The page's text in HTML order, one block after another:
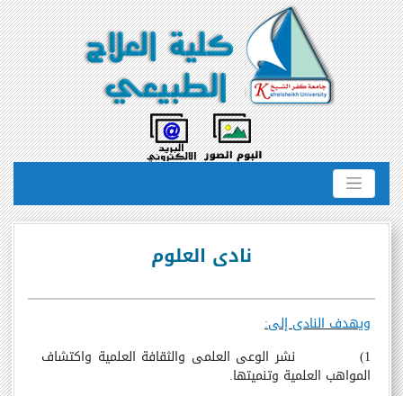
نادى العلوم
ويهدف النادى إلى:
1) نشر الوعى العلمى والثقافة العلمية واكتشاف
المواهب العلمية وتنميتها.